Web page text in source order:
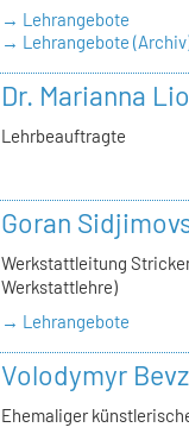
→ Lehrangebote
→ Lehrangebote
Dr. Marianna
Lehrbeauftragte
Goran
Werkstattleitung
Werkstattlehre)
→ Lehrangebote
Volodymyr
Ehemaliger